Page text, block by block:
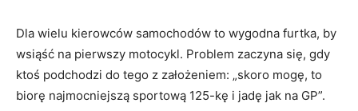
Dla wielu kierowców samochodów to wygodna furtka, by
wsiąść na pierwszy motocykl. Problem zaczyna się, gdy
ktoś podchodzi do tego z założeniem: „skoro mogę, to
biorę najmocniejszą sportową 125-kę i jadę jak na GP”.